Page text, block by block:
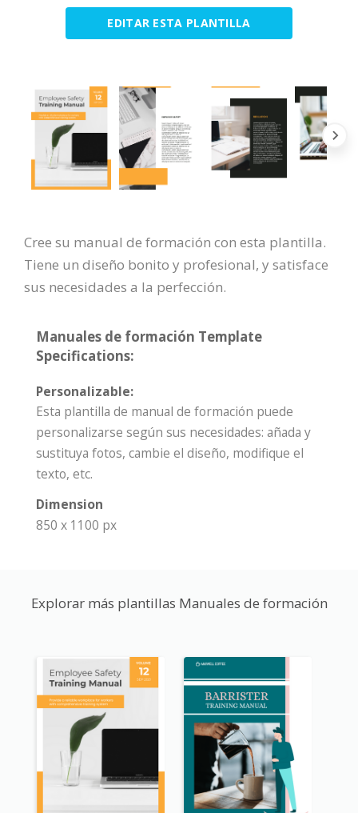
EDITAR ESTA PLANTILLA
Cree su manual de formación con esta plantilla.
Tiene un diseño bonito y profesional, y satisface
sus necesidades a la perfección.
Manuales de formación Template
Specifications:
Personalizable:
Esta plantilla de manual de formación puede
personalizarse según sus necesidades: añada y
sustituya fotos, cambie el diseño, modifique el
texto, etc.
Dimension
850 x 1100 px
Explorar más plantillas Manuales de formación